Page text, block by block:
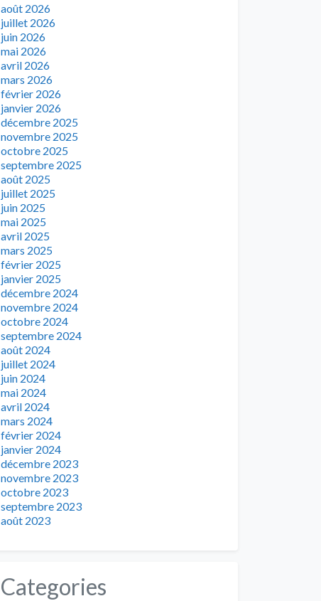
août 2026
juillet 2026
juin 2026
mai 2026
avril 2026
mars 2026
février 2026
janvier 2026
décembre 2025
novembre 2025
octobre 2025
septembre 2025
août 2025
juillet 2025
juin 2025
mai 2025
avril 2025
mars 2025
février 2025
janvier 2025
décembre 2024
novembre 2024
octobre 2024
septembre 2024
août 2024
juillet 2024
juin 2024
mai 2024
avril 2024
mars 2024
février 2024
janvier 2024
décembre 2023
novembre 2023
octobre 2023
septembre 2023
août 2023
Categories